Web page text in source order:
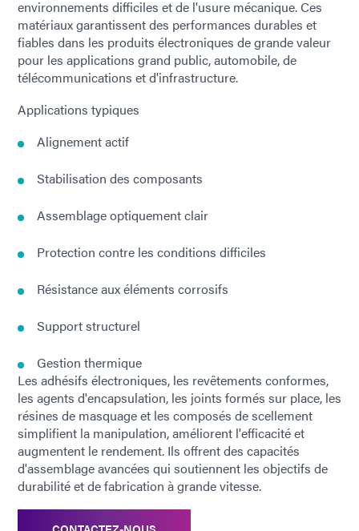
environnements difficiles et de l'usure mécanique. Ces
matériaux garantissent des performances durables et
fiables dans les produits électroniques de grande valeur
pour les applications grand public, automobile, de
télécommunications et d'infrastructure.
Applications typiques
Alignement actif
Stabilisation des composants
Assemblage optiquement clair
Protection contre les conditions difficiles
Résistance aux éléments corrosifs
Support structurel
Gestion thermique
Les adhésifs électroniques, les revêtements conformes,
les agents d'encapsulation, les joints formés sur place, les
résines de masquage et les composés de scellement
simplifient la manipulation, améliorent l'efficacité et
augmentent le rendement. Ils offrent des capacités
d'assemblage avancées qui soutiennent les objectifs de
durabilité et de fabrication à grande vitesse.